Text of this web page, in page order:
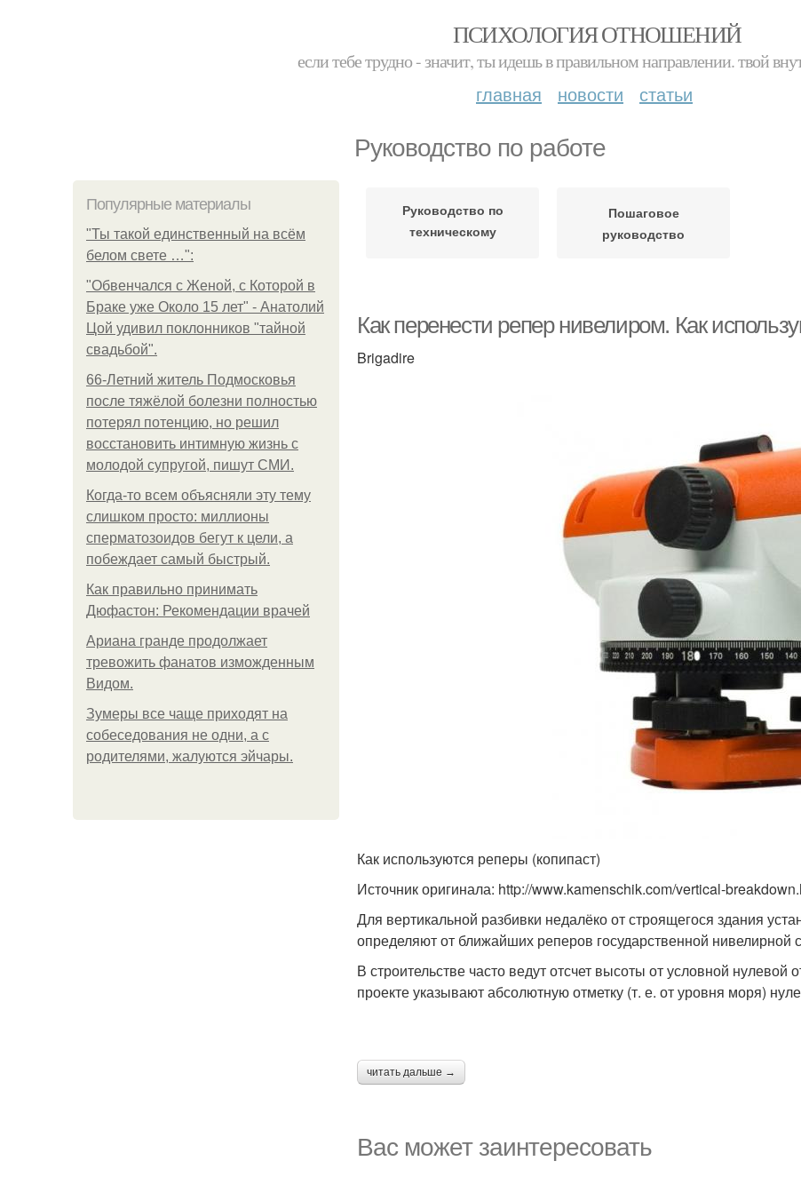
ПСИХОЛОГИЯ ОТНОШЕНИЙ
если тебе трудно - значит, ты идешь в правильном направлении. твой
главная новости статьи
Руководство по работе
Популярные материалы
"Ты такой единственный на всём
белом свете …":
"Обвенчался с Женой, с Которой в
Браке уже Около 15 лет" - Анатолий
Цой удивил поклонников "тайной
свадьбой".
66-Летний житель Подмосковья
после тяжёлой болезни полностью
потерял потенцию, но решил
восстановить интимную жизнь с
молодой супругой, пишут СМИ.
Когда-то всем объясняли эту тему
слишком просто: миллионы
сперматозоидов бегут к цели, а
побеждает самый быстрый.
Как правильно принимать
Дюфастон: Рекомендации врачей
Ариана гранде продолжает
тревожить фанатов изможденным
Видом.
Зумеры все чаще приходят на
собеседования не одни, а с
родителями, жалуются эйчары.
Руководство по
техническому
Пошаговое
руководство
Как перенести репер нивелиром. Как
Brigadire
Как используются реперы (копипаст)
Источник оригинала: http://www.kamenschik.com/vertical-
Для вертикальной разбивки недалёко от строящегося здания
определяют от ближайших реперов государственной нивелирной
В строительстве часто ведут отсчет высоты от условной
проекте указывают абсолютную отметку (т. е. от уровня моря)
читать дальше →
Вас может заинтересовать